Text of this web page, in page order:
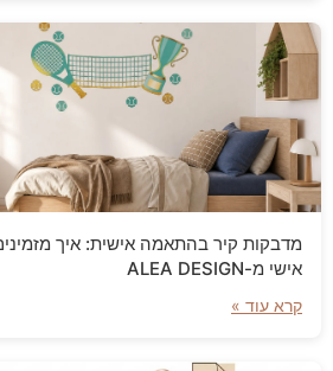
מדבקות קיר בהתאמה אישית: איך
אישי מ-ALEA DESIGN
קרא עוד »